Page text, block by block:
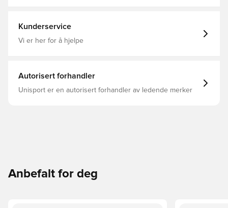
Kunderservice
Vi er her for å hjelpe
Autorisert forhandler
Unisport er en autorisert forhandler av ledende merker
Anbefalt for deg